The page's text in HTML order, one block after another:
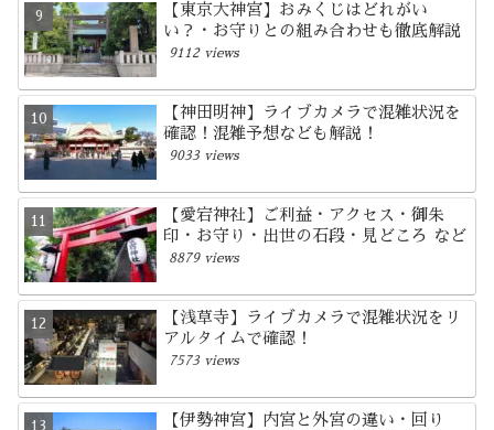
【東京大神宮】おみくじはどれがい
い？・お守りとの組み合わせも徹底解説
9112 views
【神田明神】ライブカメラで混雑状況を
確認！混雑予想なども解説！
9033 views
【愛宕神社】ご利益・アクセス・御朱
印・お守り・出世の石段・見どころ など
8879 views
【浅草寺】ライブカメラで混雑状況をリ
アルタイムで確認！
7573 views
【伊勢神宮】内宮と外宮の違い・回り